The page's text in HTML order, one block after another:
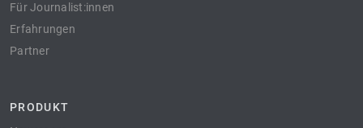
Für Journalist:innen
Erfahrungen
Partner
PRODUKT